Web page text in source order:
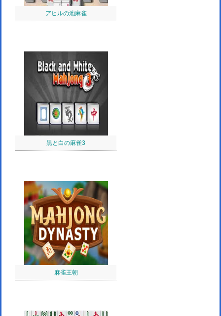
アヒルの池麻雀
黒と白の麻雀3
麻雀王朝